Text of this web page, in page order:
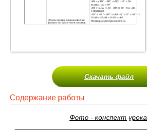
Скачать файл
Содержание работы
Фото - конспект урока.